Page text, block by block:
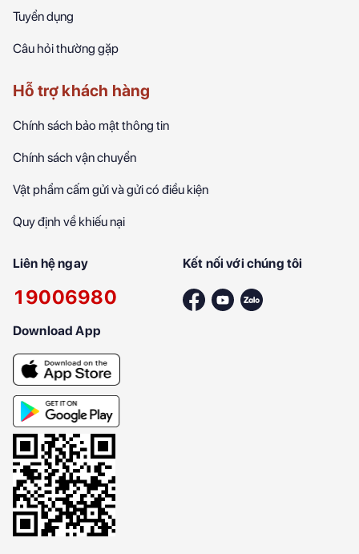
Tuyển dụng
Câu hỏi thường gặp
Hỗ trợ khách hàng
Chính sách bảo mật thông tin
Chính sách vận chuyển
Vật phẩm cấm gửi và gửi có điều kiện
Quy định về khiếu nại
Liên hệ ngay
19006980
Kết nối với chúng tôi
Download App